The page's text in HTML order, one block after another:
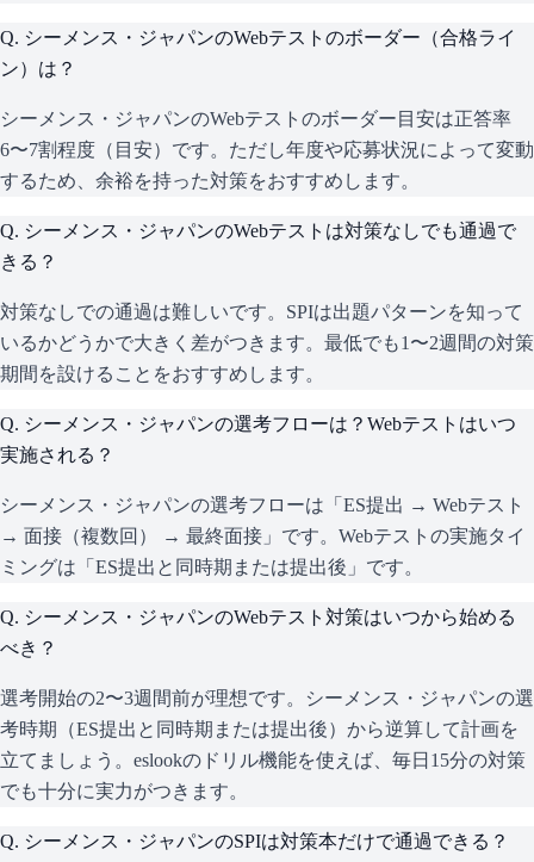
Q. シーメンス・ジャパンのWebテストのボーダー（合格ライ
ン）は？
シーメンス・ジャパンのWebテストのボーダー目安は正答率
6〜7割程度（目安）です。ただし年度や応募状況によって変動
するため、余裕を持った対策をおすすめします。
Q. シーメンス・ジャパンのWebテストは対策なしでも通過で
きる？
対策なしでの通過は難しいです。SPIは出題パターンを知って
いるかどうかで大きく差がつきます。最低でも1〜2週間の対策
期間を設けることをおすすめします。
Q. シーメンス・ジャパンの選考フローは？Webテストはいつ
実施される？
シーメンス・ジャパンの選考フローは「ES提出 → Webテスト
→ 面接（複数回） → 最終面接」です。Webテストの実施タイ
ミングは「ES提出と同時期または提出後」です。
Q. シーメンス・ジャパンのWebテスト対策はいつから始める
べき？
選考開始の2〜3週間前が理想です。シーメンス・ジャパンの選
考時期（ES提出と同時期または提出後）から逆算して計画を
立てましょう。eslookのドリル機能を使えば、毎日15分の対策
でも十分に実力がつきます。
Q. シーメンス・ジャパンのSPIは対策本だけで通過できる？